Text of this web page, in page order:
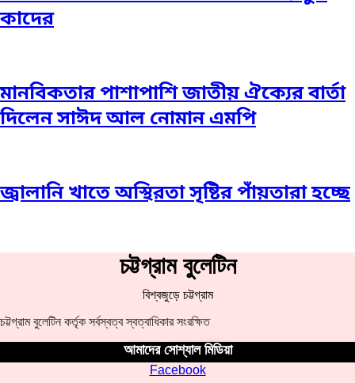
কাদের
মানবিকতার পাশাপাশি জাতীয় ঐক্যের বার্তা
দিলেন সাঈদ আল নোমান এমপি
জ্বালানি খাতে অস্থিরতা সৃষ্টির পাঁয়তারা হচ্ছে
চট্টগ্রাম বুলেটিন
বিশ্বজুড়ে চট্টগ্রাম
চট্টগ্রাম বুলেটিন কর্তৃক সর্বস্বত্ব স্বত্বাধিকার সংরক্ষিত
আমাদের সোশ্যাল মিডিয়া
Facebook